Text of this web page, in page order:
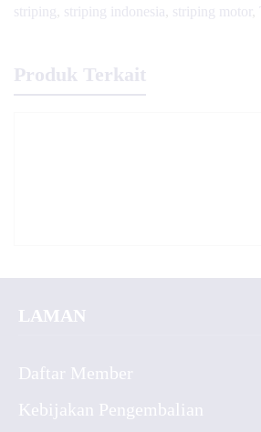
striping
striping indonesia striping motor
Produk Terkait
LAMAN
Daftar Member
Kebijakan Pengembalian